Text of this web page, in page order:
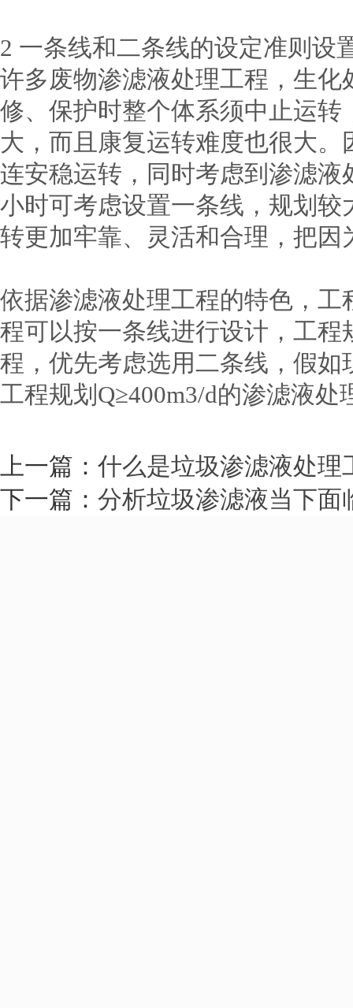
2 一条线和二条线的设定准则设
许多废物渗滤液处理工程，生
修、保护时整个体系须中止运
大，而且康复运转难度也很大
连安稳运转，同时考虑到渗滤
小时可考虑设置一条线，规划
转更加牢靠、灵活和合理，把
依据渗滤液处理工程的特色，工
程可以按一条线进行设计，工程
程，优先考虑选用二条线，假
工程规划Q≥400m3/d的渗滤液
上一篇： 什么是垃圾渗滤液处理
下一篇： 分析垃圾渗滤液当下面